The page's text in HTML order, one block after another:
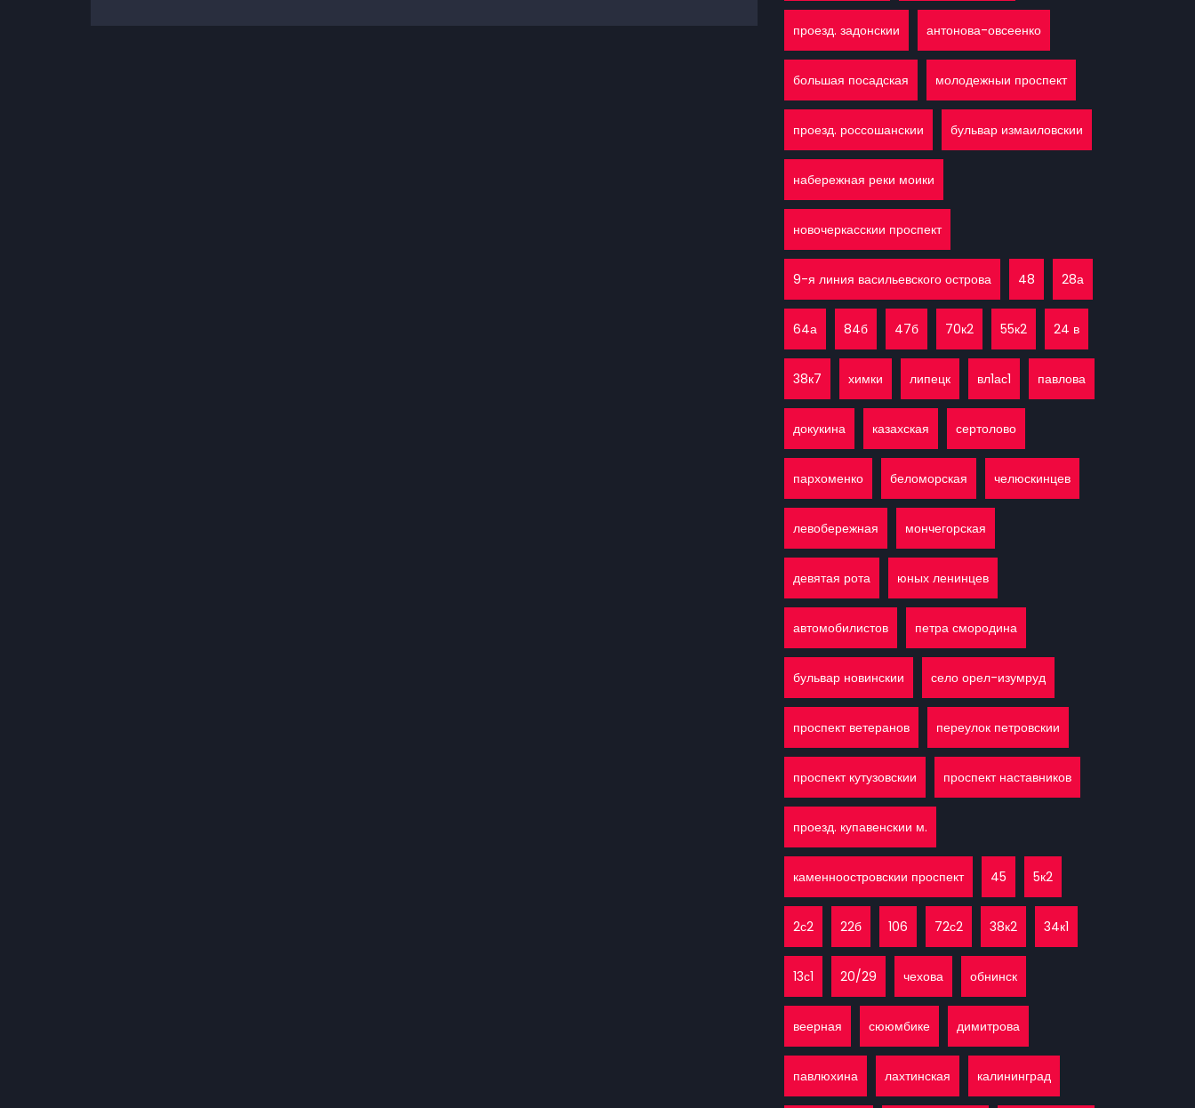
проезд. задонскии антонова-овсеенко
большая посадская молодежныи проспект
проезд. россошанскии бульвар измаиловскии
набережная реки моики
новочеркасскии проспект
9-я линия васильевского острова 48 28а
64а 84б 47б 70к2 55к2 24 в
38к7 химки липецк вл1ас1 павлова
докукина казахская сертолово
пархоменко беломорская челюскинцев
левобережная мончегорская
девятая рота юных ленинцев
автомобилистов петра смородина
бульвар новинскии село орел-изумруд
проспект ветеранов переулок петровскии
проспект кутузовскии проспект наставников
проезд. купавенскии м.
каменноостровскии проспект 45 5к2
2с2 22б 106 72с2 38к2 34к1
13с1 20/29 чехова обнинск
веерная сююмбике димитрова
павлюхина лахтинская калининград